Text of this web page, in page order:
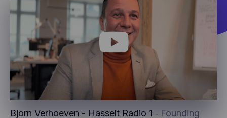
Bjorn Verhoeven - Hasselt Radio 1 ‐ Founding